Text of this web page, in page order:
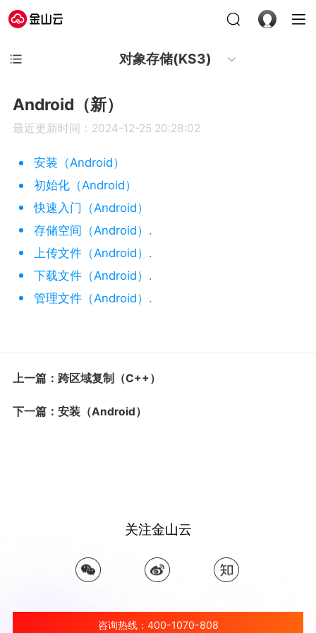
对象存储(KS3)
Android（新）
最近更新时间：2024-12-25 20:28:02
安装（Android）
初始化（Android）
快速入门（Android）
存储空间（Android）.
上传文件（Android）.
下载文件（Android）.
管理文件（Android）.
上一篇：跨区域复制（C++）
下一篇：安装（Android）
关注金山云
咨询热线：400-1070-808